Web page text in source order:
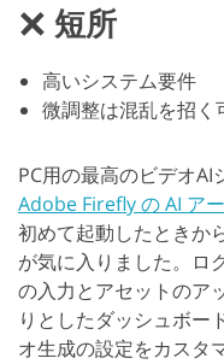
短所
高いシステム要件
微調整は混乱を招く
PC用の最高のビデオAI
Adobe Firefly の AI ア
初めて起動したときか
が気に入りました。ロ
の入力とアセットのア
りとしたダッシュボー
オ生成の設定をカスタ